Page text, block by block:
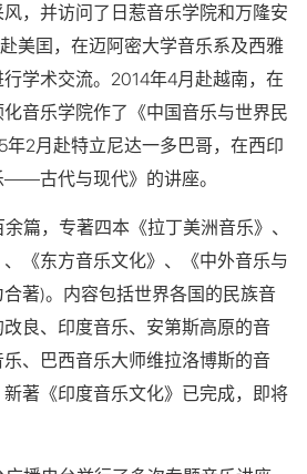
，并访问了日惹音乐学院和万隆安
美囯，在迈阿密大学音乐系及西雅
学术交流。2014年4月赴越南，在
音乐学院作了《中国音乐与世界民
年2月赴特立尼达一多巴哥，在西印
古代与现代》的讲座。
篇，专著四本《拉丁美洲音乐》、
、《东方音乐文化》、《中外音乐与
著)。内容包括世界各国的民族音
良、印度音乐、安第斯高原的音
、巴西音乐大师维拉洛博斯的音
著《印度音乐文化》已完成，即将